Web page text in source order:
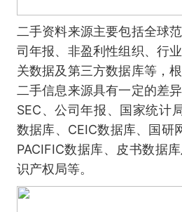
二手资料来源主要包括全球
司年报、非盈利性组织、行
关数据及第三方数据库等，
二手信息来源具有一定的差
SEC、公司年报、国家统计
数据库、CEIC数据库、国研
PACIFIC数据库、皮书数据
识产权局等。